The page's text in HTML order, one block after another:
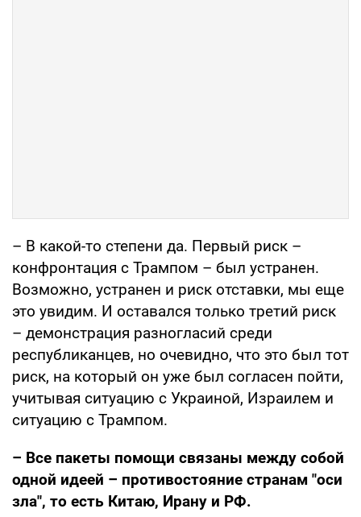
– В какой-то степени да. Первый риск –
конфронтация с Трампом – был устранен.
Возможно, устранен и риск отставки, мы еще
это увидим. И оставался только третий риск
– демонстрация разногласий среди
республиканцев, но очевидно, что это был тот
риск, на который он уже был согласен пойти,
учитывая ситуацию с Украиной, Израилем и
ситуацию с Трампом.
– Все пакеты помощи связаны между собой
одной идеей – противостояние странам "оси
зла", то есть Китаю, Ирану и РФ.